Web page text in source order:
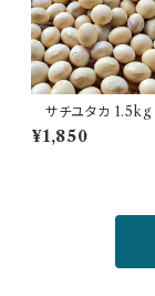
サチユタカ 1.5kg 令和７年
國吉農園
¥1,850